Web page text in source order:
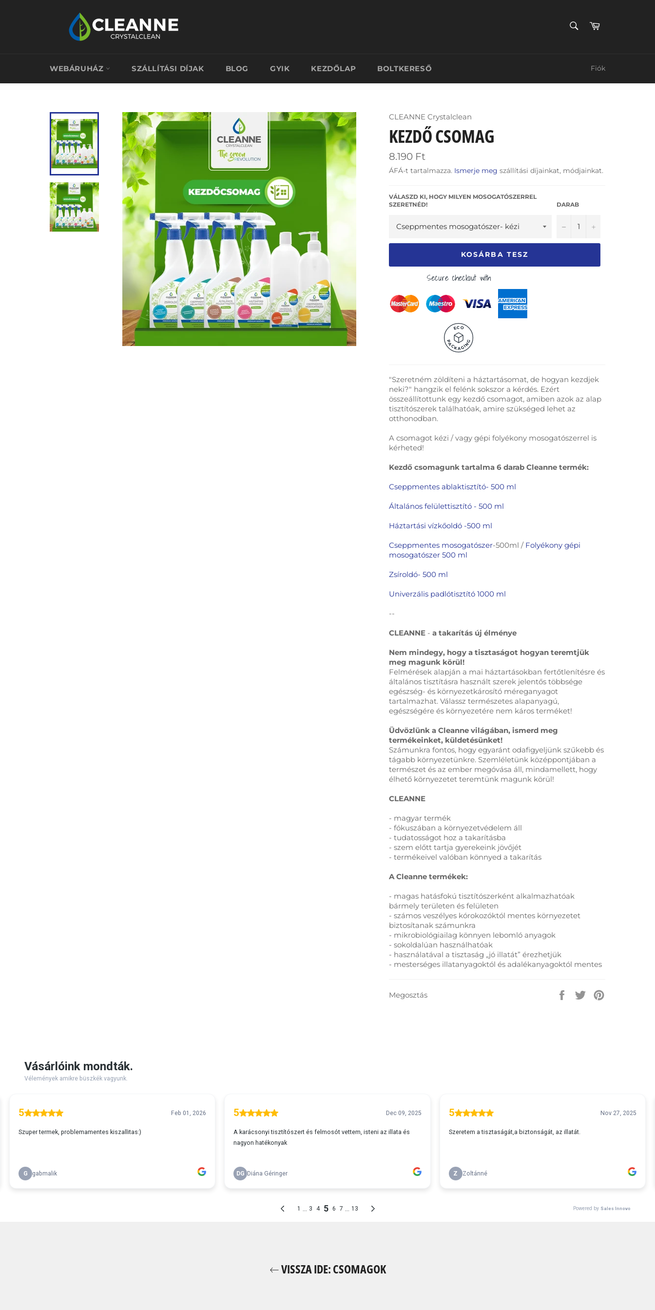
Kosár
WEBÁRUHÁZ SZÁLLÍTÁSI DÍJAK BLOG GYIK KEZDŐLAP BOLTKERESŐ Fiók
CLEANNE Crystalclean
KEZDŐ CSOMAG
Ár
8.190 Ft
ÁFÁ-t tartalmazza. Ismerje meg szállítási díjainkat, módjainkat.
VÁLASZD KI, HOGY MILYEN MOSOGATÓSZERREL
SZERETNÉD!
DARAB
− +
KOSÁRBA TESZ
Secure checkout with
PACKAGI
N
G
ECO
"Szeretném zöldíteni a háztartásomat, de hogyan kezdjek
neki?" hangzik el felénk sokszor a kérdés. Ezért
összeállítottunk egy kezdő csomagot, amiben azok az alap
tisztítószerek találhatóak, amire szükséged lehet az
otthonodban.
A csomagot kézi / vagy gépi folyékony mosogatószerrel is
kérheted!
Kezdő csomagunk tartalma 6 darab Cleanne termék:
Cseppmentes ablaktisztító- 500 ml
Általános felülettisztító - 500 ml
Háztartási vízkőoldó -500 ml
Cseppmentes mosogatószer-500ml /Folyékony gépi
mosogatószer 500 ml
Zsíroldó- 500 ml
Univerzális padlótisztító 1000 ml
--
CLEANNE - a takarítás új élménye
Nem mindegy, hogy a tisztaságot hogyan teremtjük
meg magunk körül!
Felmérések alapján a mai háztartásokban fertőtlenítésre és
általános tisztításra használt szerek jelentős többsége
egészség- és környezetkárosító méreganyagot
tartalmazhat. Válassz természetes alapanyagú,
egészségére és környezetére nem káros terméket!
Üdvözlünk a Cleanne világában, ismerd meg
termékeinket, küldetésünket!
Számunkra fontos, hogy egyaránt odafigyeljünk szűkebb és
tágabb környezetünkre. Szemléletünk középpontjában a
természet és az ember megóvása áll, mindamellett, hogy
élhető környezetet teremtünk magunk körül!
CLEANNE
- magyar termék
- fókuszában a környezetvédelem áll
- tudatosságot hoz a takarításba
- szem előtt tartja gyerekeink jövőjét
- termékeivel valóban könnyed a takarítás
A Cleanne termékek:
- magas hatásfokú tisztítószerként alkalmazhatóak
bármely területen és felületen
- számos veszélyes kórokozóktól mentes környezetet
biztosítanak számunkra
- mikrobiológiailag könnyen lebomló anyagok
- sokoldalúan használhatóak
- használatával a tisztaság „jó illatát” érezhetjük
- mesterséges illatanyagoktól és adalékanyagoktól mentes
Megosztás
MegosztásMegosztás
VISSZA IDE: CSOMAGOK